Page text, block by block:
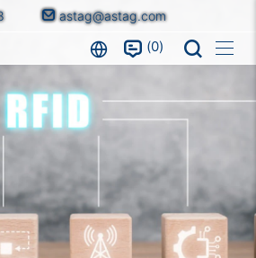
astag@astag.com
0